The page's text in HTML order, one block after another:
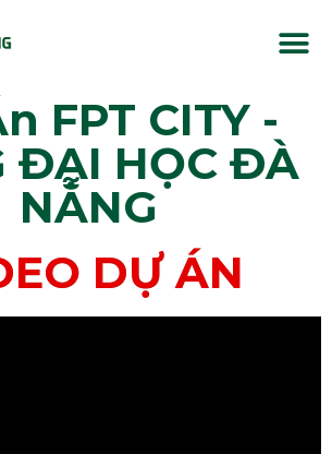
FPT CITY -
ĐẠI HỌC ĐÀ
NẴNG
DỰ ÁN